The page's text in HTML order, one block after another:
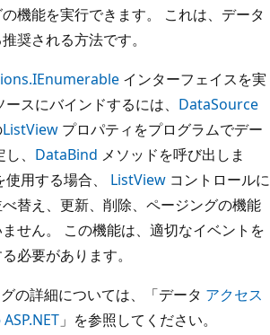
機能を実行できます。 これは、データ
奨される方法です。
インターフェイスを実
スにバインドするには、 DataSource
ListView プロパティをプログラムでデー
、 DataBind メソッドを呼び出しま
用する場合、 ListView コントロールに
替え、更新、削除、ページングの機能
せん。 この機能は、適切なイベントを
必要があります。
の詳細については、「データ アクセス
」を参照してください。